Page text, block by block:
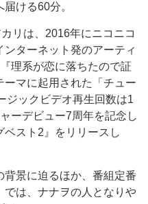
ける60分。
リは、2016年にニコニコ
ターネット発のアーティ
理系が恋に落ちたので証
マに起用された「チュー
ジックビデオ再生回数は1
ーデビュー7周年を記念し
スト2』をリリースし
景に迫るほか、番組定番
は、ナナヲの人となりや